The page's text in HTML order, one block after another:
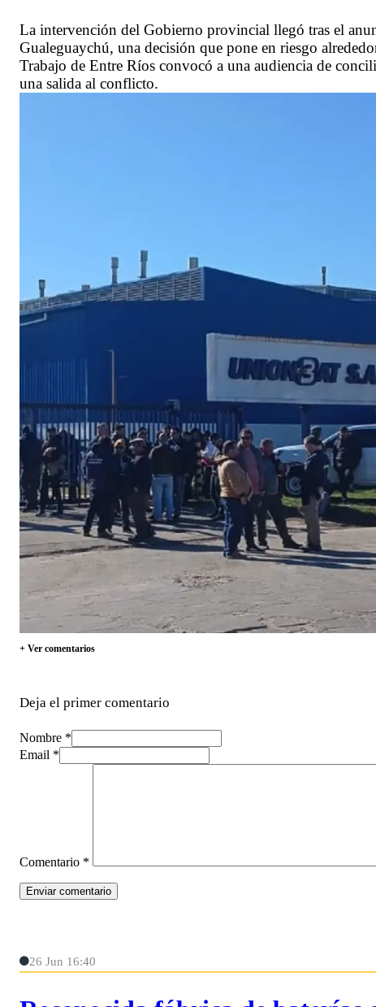
La intervención del Gobierno provincial llegó tras el
Gualeguaychú, una decisión que pone en riesgo
Trabajo de Entre Ríos convocó a una audiencia de
una salida al conflicto.
+ Ver comentarios
Deja el primer comentario
Nombre *
Email *
Comentario *
26 Jun 16:40